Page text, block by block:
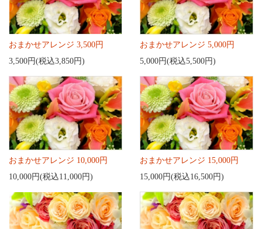
おまかせアレンジ 3,500円
3,500円(税込3,850円)
おまかせアレンジ 5,000円
5,000円(税込5,500円)
おまかせアレンジ 10,000円
10,000円(税込11,000円)
おまかせアレンジ 15,000円
15,000円(税込16,500円)